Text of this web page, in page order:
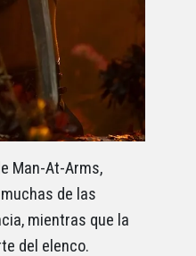
Man-At-Arms,
de las
mientras que la
del elenco.